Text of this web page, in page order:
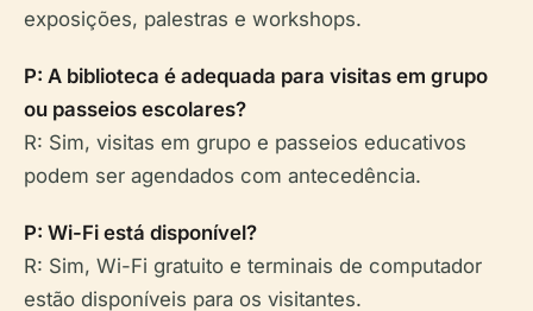
exposições, palestras e workshops.
P: A biblioteca é adequada para visitas em grupo
ou passeios escolares?
R: Sim, visitas em grupo e passeios educativos
podem ser agendados com antecedência.
P: Wi-Fi está disponível?
R: Sim, Wi-Fi gratuito e terminais de computador
estão disponíveis para os visitantes.